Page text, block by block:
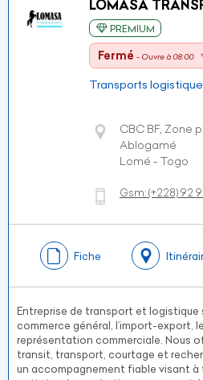
LOMASA
PREMIUM
Fermé - Ouvre à 08:00
Transports
CBC BF, Zone
Ablogamé
Lomé - Togo
Gsm:(+228)92
Fiche
Entreprise de transport et logistique
commerce général, l’import-export,
représentation commerciale. Nous
transit, transport, courtage et
un accompagnement fiable visant à